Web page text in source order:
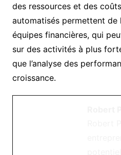
des ressources et des
automatisés permettent
équipes financières, qui
sur des activités à plus
que l’analyse des
croissance.